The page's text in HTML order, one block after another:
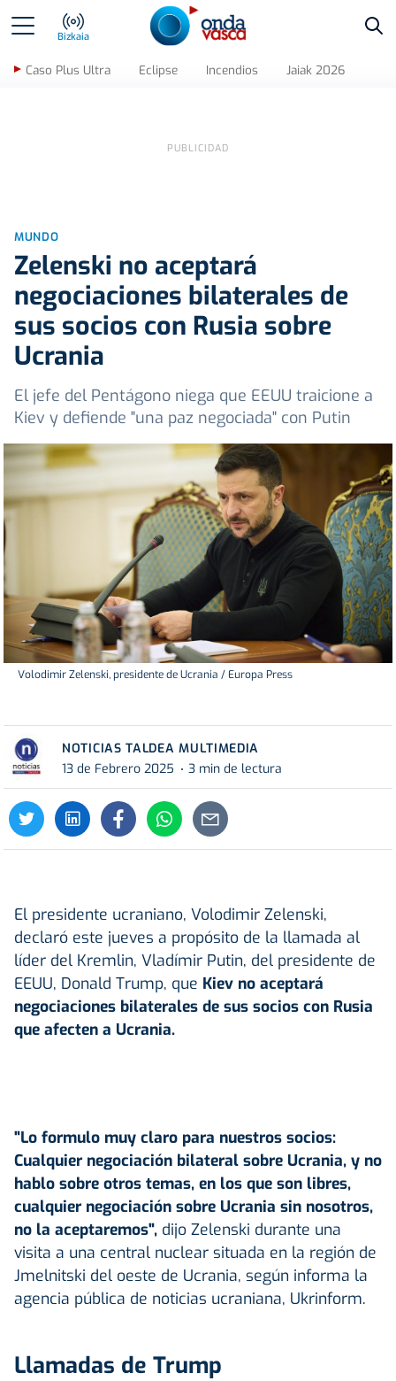
Bizkaia
Caso Plus Ultra Eclipse Incendios Jaiak 2026
MUNDO
Zelenski no aceptará
negociaciones bilaterales de
sus socios con Rusia sobre
Ucrania
El jefe del Pentágono niega que EEUU traicione a
Kiev y defiende "una paz negociada" con Putin
Volodimir Zelenski, presidente de Ucrania / Europa Press
NOTICIAS TALDEA MULTIMEDIA
13 de Febrero 2025
3 min de lectura
El presidente ucraniano, Volodimir Zelenski,
declaró este jueves a propósito de la llamada al
líder del Kremlin, Vladímir Putin, del presidente de
EEUU, Donald Trump, que Kiev no aceptará
negociaciones bilaterales de sus socios con Rusia
que afecten a Ucrania.
"Lo formulo muy claro para nuestros socios:
Cualquier negociación bilateral sobre Ucrania, y no
hablo sobre otros temas, en los que son libres,
cualquier negociación sobre Ucrania sin nosotros,
no la aceptaremos", dijo Zelenski durante una
visita a una central nuclear situada en la región de
Jmelnitski del oeste de Ucrania, según informa la
agencia pública de noticias ucraniana, Ukrinform.
Llamadas de Trump